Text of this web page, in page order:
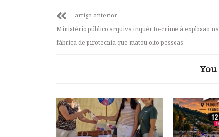
artigo anterior
Ministério público arquiva inquérito-crime à explosão na
fábrica de pirotecnia que matou oito pessoas